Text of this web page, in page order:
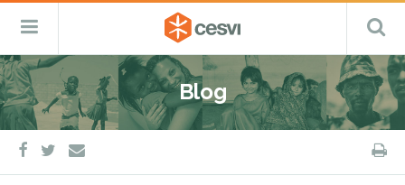
Salta
al
contenuto
CESVI
Fondazione
–
ETS
Cooperazione,
Emergenza
e
Sviluppo
Menu
Blog
facebook
twitter
e-
mail